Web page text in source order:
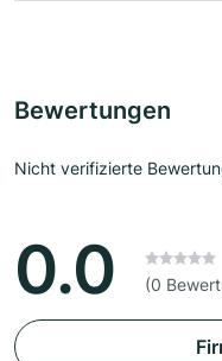
Bewertungen
Nicht verifizierte
0.0 (0